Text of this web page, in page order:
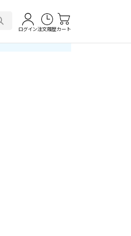
ログイン注文履歴カート